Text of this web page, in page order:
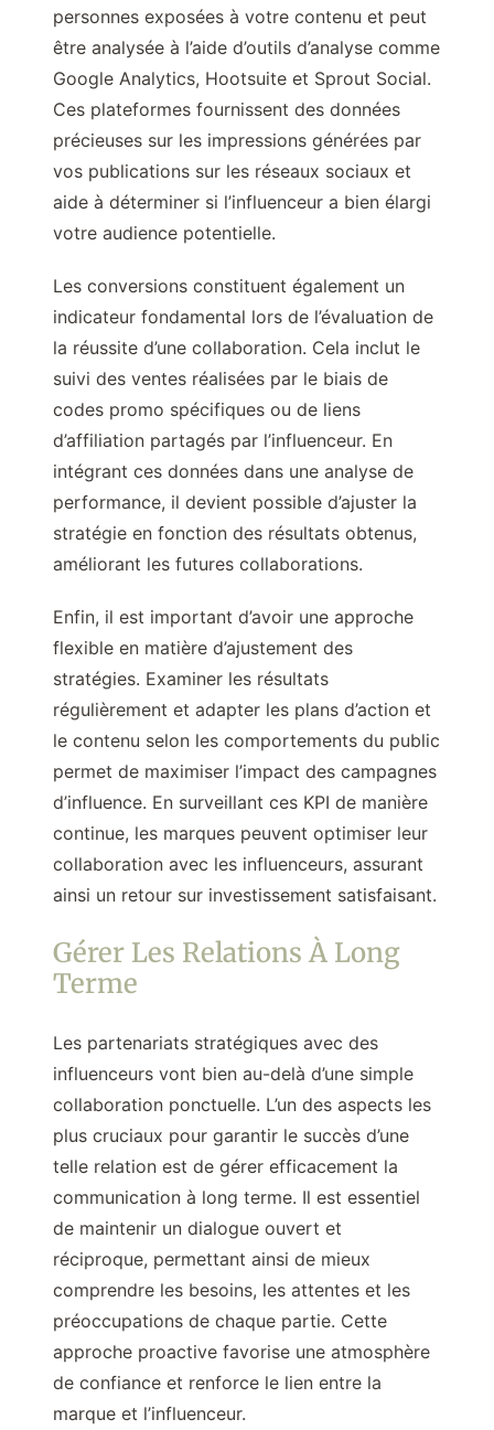
personnes exposées à votre contenu et peut
être analysée à l’aide d’outils d’analyse comme
Google Analytics, Hootsuite et Sprout Social.
Ces plateformes fournissent des données
précieuses sur les impressions générées par
vos publications sur les réseaux sociaux et
aide à déterminer si l’influenceur a bien élargi
votre audience potentielle.
Les conversions constituent également un
indicateur fondamental lors de l’évaluation de
la réussite d’une collaboration. Cela inclut le
suivi des ventes réalisées par le biais de
codes promo spécifiques ou de liens
d’affiliation partagés par l’influenceur. En
intégrant ces données dans une analyse de
performance, il devient possible d’ajuster la
stratégie en fonction des résultats obtenus,
améliorant les futures collaborations.
Enfin, il est important d’avoir une approche
flexible en matière d’ajustement des
stratégies. Examiner les résultats
régulièrement et adapter les plans d’action et
le contenu selon les comportements du public
permet de maximiser l’impact des campagnes
d’influence. En surveillant ces KPI de manière
continue, les marques peuvent optimiser leur
collaboration avec les influenceurs, assurant
ainsi un retour sur investissement satisfaisant.
Gérer Les Relations À Long
Terme
Les partenariats stratégiques avec des
influenceurs vont bien au-delà d’une simple
collaboration ponctuelle. L’un des aspects les
plus cruciaux pour garantir le succès d’une
telle relation est de gérer efficacement la
communication à long terme. Il est essentiel
de maintenir un dialogue ouvert et
réciproque, permettant ainsi de mieux
comprendre les besoins, les attentes et les
préoccupations de chaque partie. Cette
approche proactive favorise une atmosphère
de confiance et renforce le lien entre la
marque et l’influenceur.